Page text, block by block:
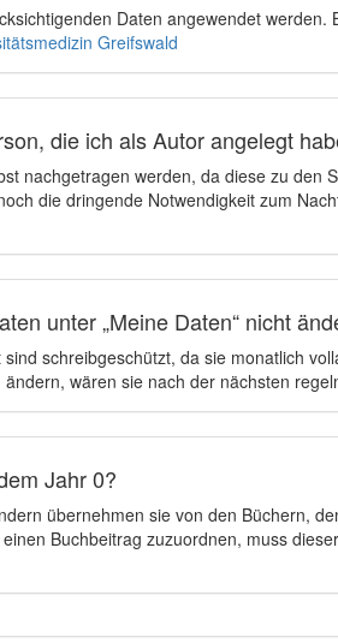
Daten angewendet werden.
Greifswald
die ich als Autor angelegt
nachgetragen werden, da diese zu
die dringende Notwendigkeit zum
unter „Meine Daten“ nicht
schreibgeschützt, da sie monatlich
wären sie nach der nächsten
Jahr 0?
übernehmen sie von den Büchern,
Buchbeitrag zuzuordnen, muss